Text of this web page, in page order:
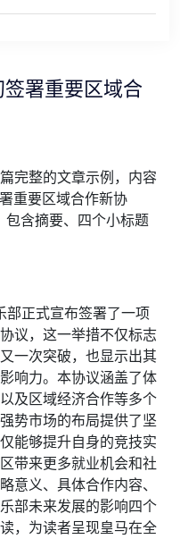
署重要区域合
完整的文章示例，内容
重要区域合作新协
包含摘要、四个小标题
正式宣布签署了一项
议，这一举措不仅标志
一次突破，也显示出其
响力。本协议涵盖了体
及区域经济合作等多个
势市场的布局提供了坚
能够提升自身的竞技实
带来更多就业机会和社
意义、具体合作内容、
部未来发展的影响四个
，为读者呈现皇马在全